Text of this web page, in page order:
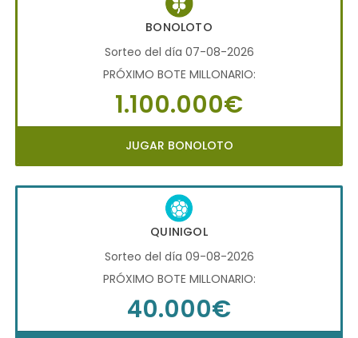
BONOLOTO
Sorteo del día 07-08-2026
PRÓXIMO BOTE MILLONARIO:
1.100.000€
JUGAR BONOLOTO
QUINIGOL
Sorteo del día 09-08-2026
PRÓXIMO BOTE MILLONARIO:
40.000€